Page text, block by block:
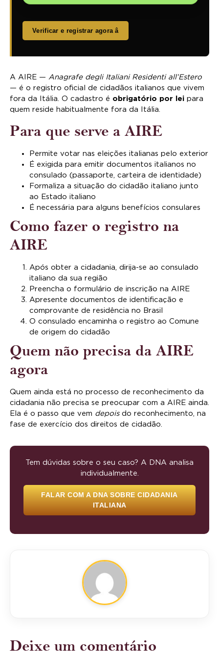
Verificar e registrar agora â
A AIRE — Anagrafe degli Italiani Residenti all’Estero
— é o registro oficial de cidadãos italianos que vivem
fora da Itália. O cadastro é obrigatório por lei para
quem reside habitualmente fora da Itália.
Para que serve a AIRE
Permite votar nas eleições italianas pelo exterior
É exigida para emitir documentos italianos no
consulado (passaporte, carteira de identidade)
Formaliza a situação do cidadão italiano junto
ao Estado italiano
É necessária para alguns benefícios consulares
Como fazer o registro na
AIRE
Após obter a cidadania, dirija-se ao consulado
italiano da sua região
Preencha o formulário de inscrição na AIRE
Apresente documentos de identificação e
comprovante de residência no Brasil
O consulado encaminha o registro ao Comune
de origem do cidadão
Quem não precisa da AIRE
agora
Quem ainda está no processo de reconhecimento da
cidadania não precisa se preocupar com a AIRE ainda.
Ela é o passo que vem depoisdo reconhecimento, na
fase de exercício dos direitos de cidadão.
Tem dúvidas sobre o seu caso? A DNA analisa
individualmente.
FALAR COM A DNA SOBRE CIDADANIA
ITALIANA
Deixe um comentário